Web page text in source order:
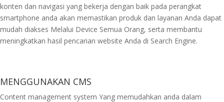
konten dan navigasi yang bekerja dengan baik pada perangkat
smartphone anda akan memastikan produk dan layanan Anda dapat
mudah diakses Melalui Device Semua Orang, serta membantu
meningkatkan hasil pencarian website Anda di Search Engine.
MENGGUNAKAN CMS
Content management system Yang memudahkan anda dalam